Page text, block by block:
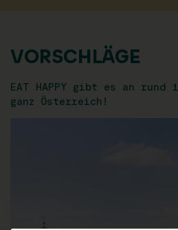
VORSCHLÄGE
EAT HAPPY gibt es an rund
ganz Österreich!